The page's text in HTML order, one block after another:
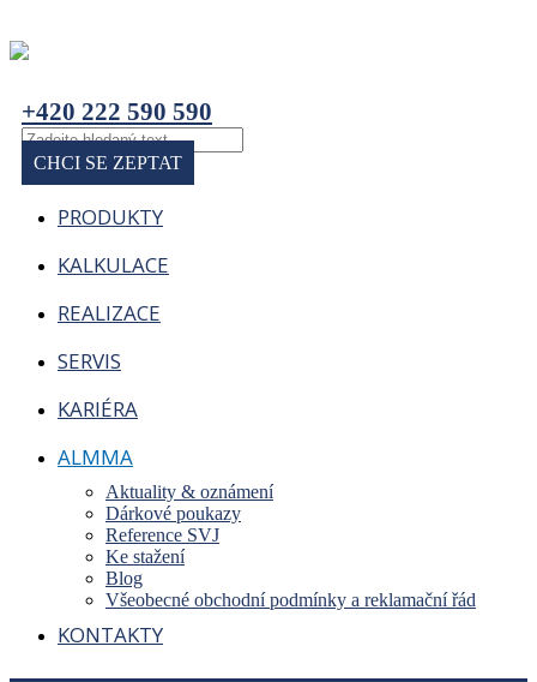
+420 222 590 590
CHCI SE ZEPTAT
PRODUKTY
KALKULACE
REALIZACE
SERVIS
KARIÉRA
ALMMA
Aktuality & oznámení
Dárkové poukazy
Reference SVJ
Ke stažení
Blog
Všeobecné obchodní podmínky a reklamační řád
KONTAKTY